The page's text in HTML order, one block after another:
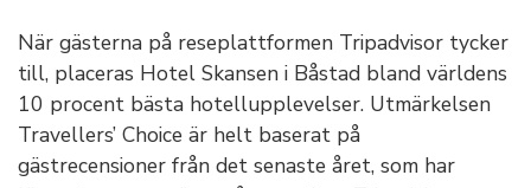
När gästerna på reseplattformen Tripadvisor tycker
till, placeras Hotel Skansen i Båstad bland världens
10 procent bästa hotellupplevelser. Utmärkelsen
Travellers’ Choice är helt baserat på
gästrecensioner från det senaste året, som har